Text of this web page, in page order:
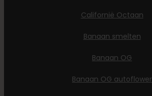
Californië Octaan
Banaan smelten
Banaan OG
Banaan OG autoflower